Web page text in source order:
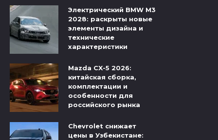
Электрический BMW M3
2028: раскрыты новые
элементы дизайна и
технические
характеристики
Mazda CX-5 2026:
китайская сборка,
комплектации и
особенности для
российского рынка
Chevrolet снижает
цены в Узбекистане: